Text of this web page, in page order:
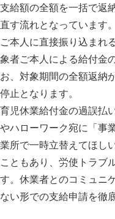
支給額の全額を一括で返
直す流れとなっています
ご本人に直接振り込まれ
象者ご本人による給付金
お、対象期間の全額返納
停止となります。
育児休業給付金の過誤払
やハローワーク宛に「事
業所で一時立替えてほし
こともあり、労使トラブ
す。休業者とのコミュニ
ない形での支給申請を徹